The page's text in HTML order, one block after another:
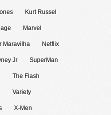
Kurt Russel
Marvel
Maravilha Netflix
Jr SuperMan
The Flash
Variety
X-Men